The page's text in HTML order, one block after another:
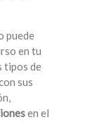
puede
en tu
tipos de
sus
en el